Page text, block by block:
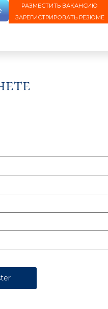
РАЗМЕСТИТЬ ВАКАНСИЮ
ЗАРЕГИСТРИРОВАТЬ РЕЗЮМЕ